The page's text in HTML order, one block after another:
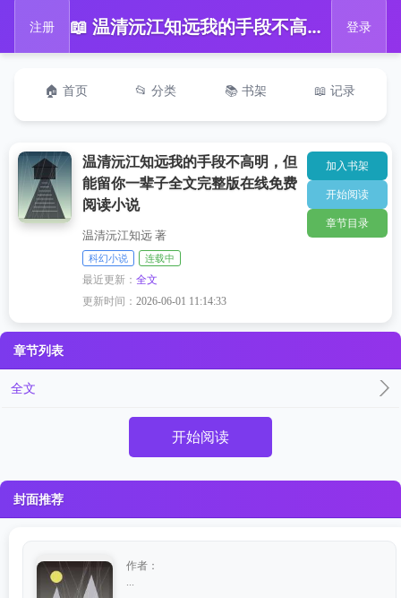
注册 📖 温清沅江知远我的手段不高明，但能留你一辈子全文完整版在线免费阅读小说 登录
🏠 首页 📂 分类 📚 书架 📖 记录
温清沅江知远我的手段不高明，但
能留你一辈子全文完整版在线免费
阅读小说
温清沅江知远 著
科幻小说 连载中
最近更新：全文
更新时间：2026-06-01 11:14:33
加入书架
开始阅读
章节目录
章节列表
全文
开始阅读
封面推荐
作者：